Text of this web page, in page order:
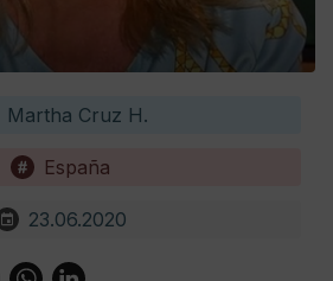
Martha Cruz H.
España
23.06.2020